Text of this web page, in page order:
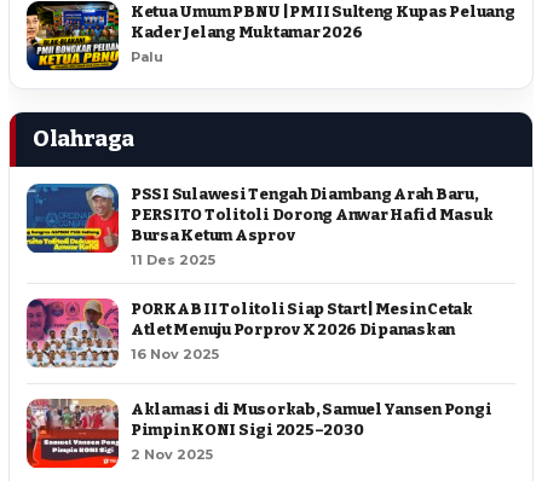
Ketua Umum PBNU | PMII Sulteng Kupas Peluang
Kader Jelang Muktamar 2026
Palu
Olahraga
PSSI Sulawesi Tengah Diambang Arah Baru,
PERSITO Tolitoli Dorong Anwar Hafid Masuk
Bursa Ketum Asprov
11 Des 2025
PORKAB II Tolitoli Siap Start | Mesin Cetak
Atlet Menuju Porprov X 2026 Dipanaskan
16 Nov 2025
Aklamasi di Musorkab, Samuel Yansen Pongi
Pimpin KONI Sigi 2025–2030
2 Nov 2025